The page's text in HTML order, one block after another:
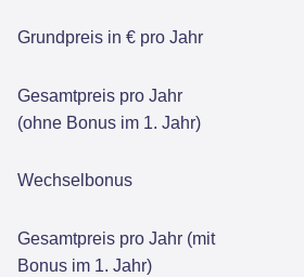
Grundpreis in € pro Jahr
Gesamtpreis pro Jahr
(ohne Bonus im 1. Jahr)
Wechselbonus
Gesamtpreis pro Jahr (mit
Bonus im 1. Jahr)